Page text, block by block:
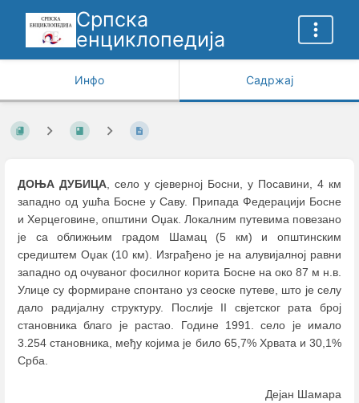
Српска
енциклопедија
Инфо Садржај
ДОЊА ДУБИЦА, село у сјеверној Босни, у Посавини, 4 км
западно од ушћа Босне у Саву. Припада Федерацији Босне
и Херцеговине, општини Оџак. Локалним путевима повезано
је са оближњим градом Шамац (5 км) и општинским
средиштем Оџак (10 км). Изграђено је на алувијалној равни
западно од очуваног фосилног корита Босне на око 87 м н.в.
Улице су формиране спонтано уз сеоске путеве, што је селу
дало радијалну структуру. Послије II свјетског рата број
становника благо је растао. Године 1991. село је имало
3.254 становника, међу којима је било 65,7% Хрвата и 30,1%
Срба.
Дејан Шамара